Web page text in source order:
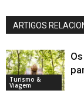
ARTIGOS
Turismo &
Viagem